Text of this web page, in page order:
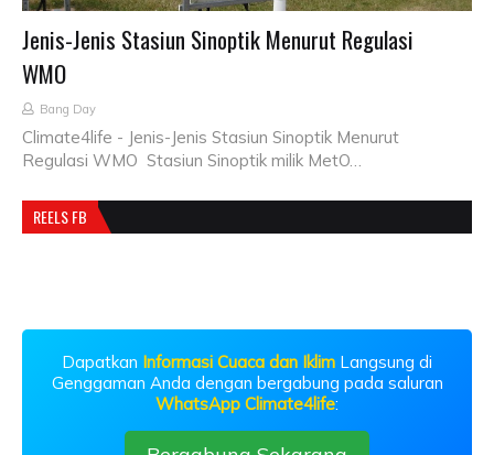
Jenis-Jenis Stasiun Sinoptik Menurut Regulasi
WMO
Bang Day
Climate4life - Jenis-Jenis Stasiun Sinoptik Menurut
Regulasi WMO Stasiun Sinoptik milik MetO…
REELS FB
Dapatkan Informasi Cuaca dan Iklim Langsung di
Genggaman Anda dengan bergabung pada saluran
WhatsApp Climate4life: